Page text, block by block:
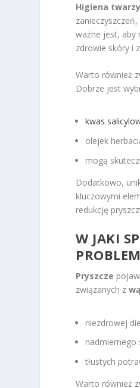
Higiena twarzy
ważne jest, aby
zdrowie skóry i
Warto również
Dobrze jest
kwas
olejek
mogą
Dodatkowo,
kluczowymi
redukcję
W JAKI
Pryszcze
związanych z
niezdrowej
nadmiernego
tłustych
Warto również